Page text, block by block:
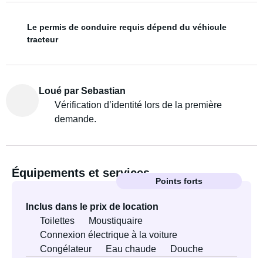
Le permis de conduire requis dépend du véhicule
tracteur
Loué par Sebastian
Vérification d’identité lors de la première
demande.
Équipements et services
Points forts
Inclus dans le prix de location
Toilettes
Moustiquaire
Connexion électrique à la voiture
Congélateur
Eau chaude
Douche